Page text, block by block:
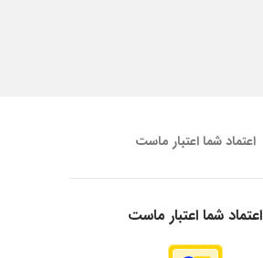
اعتماد شما اعتبار ماست
اعتماد شما اعتبار ماست